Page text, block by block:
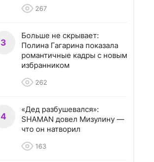
267
3
Больше не скрывает:
Полина Гагарина показала
романтичные кадры с новым
избранником
262
4
«Дед разбушевался»:
SHAMAN довел Мизулину —
что он натворил
163